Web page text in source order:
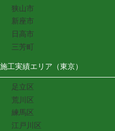
狭山市
新座市
日高市
三芳町
施工実績エリア（東京）
足立区
荒川区
練馬区
江戸川区